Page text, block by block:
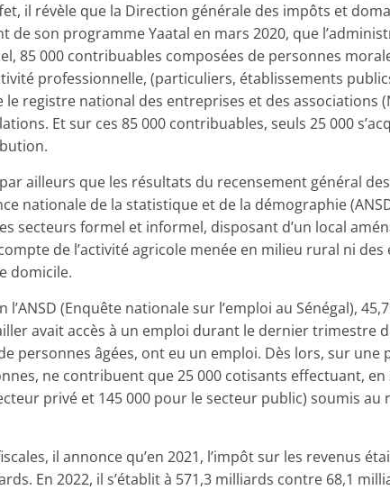
il révèle que la Direction générale des impôts et
de son programme Yaatal en mars 2020, que
85 000 contribuables composées de personnes
professionnelle, (particuliers, établissements
registre national des entreprises et des associations
Et sur ces 85 000 contribuables, seuls 25 000
par ailleurs que les résultats du recensement général
nationale de la statistique et de la démographie
secteurs formel et informel, disposant d’un local
de l’activité agricole menée en milieu rural ni
domicile.
(Enquête nationale sur l’emploi au Sénégal),
avait accès à un emploi durant le dernier trimestre
personnes âgées, ont eu un emploi. Dès lors, sur une
ne contribuent que 25 000 cotisants effectuant, en
privé et 145 000 pour le secteur public) soumis au
il annonce qu’en 2021, l’impôt sur les revenus
En 2022, il s’établit à 571,3 milliards contre 68,1